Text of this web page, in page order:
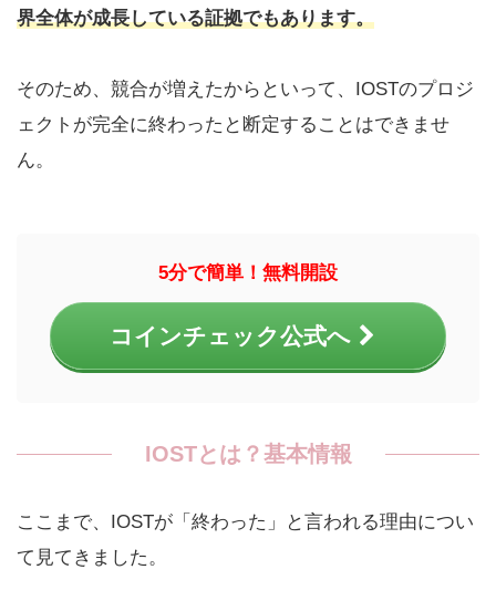
界全体が成長している証拠でもあります。
そのため、競合が増えたからといって、IOSTのプロジ
ェクトが完全に終わったと断定することはできませ
ん。
5分で簡単！無料開設
コインチェック公式へ
IOSTとは？基本情報
ここまで、IOSTが「終わった」と言われる理由につい
て見てきました。